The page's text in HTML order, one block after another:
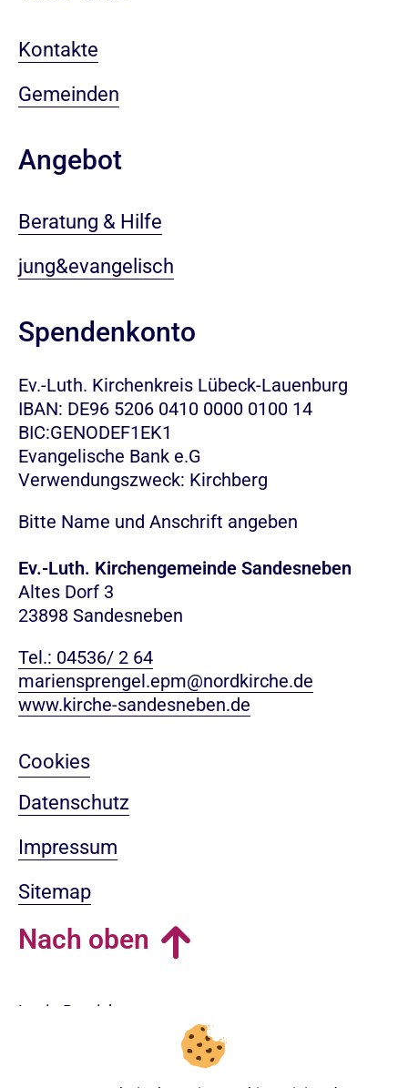
Kontakte
Gemeinden
Angebot
Beratung & Hilfe
jung&evangelisch
Spendenkonto
Ev.-Luth. Kirchenkreis Lübeck-Lauenburg
IBAN: DE96 5206 0410 0000 0100 14
BIC:GENODEF1EK1
Evangelische Bank e.G
Verwendungszweck: Kirchberg
Bitte Name und Anschrift angeben
Ev.-Luth. Kirchengemeinde Sandesneben
Altes Dorf 3
23898 Sandesneben
Tel.: 04536/ 2 64
mariensprengel.epm@nordkirche.de
www.kirche-sandesneben.de
Cookies
Datenschutz
Impressum
Sitemap
Nach oben
Login-Bereich